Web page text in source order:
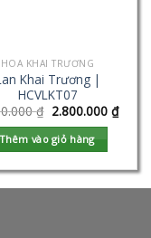
HOA KHAI TRƯƠNG
Khai Trương |
HCVLKT07
₫ 2.800.000 ₫
Thêm vào giỏ hàng